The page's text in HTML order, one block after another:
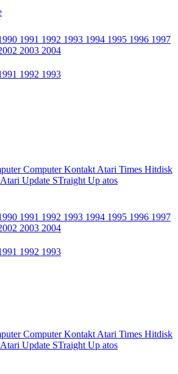
1991 1992 1993 1994 1995 1996 1997
2003 2004
1992 1993
Computer Kontakt Atari Times Hitdisk
Atari Update STraight Up atos
1991 1992 1993 1994 1995 1996 1997
2003 2004
1992 1993
Computer Kontakt Atari Times Hitdisk
Atari Update STraight Up atos